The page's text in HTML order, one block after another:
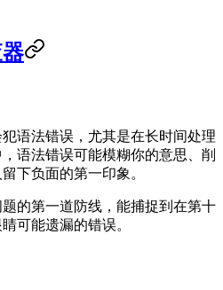
语法错误，尤其是在长时间处理
语法错误可能模糊你的意思、削
下负面的第一印象。
的第一道防线，能捕捉到在第十
可能遗漏的错误。